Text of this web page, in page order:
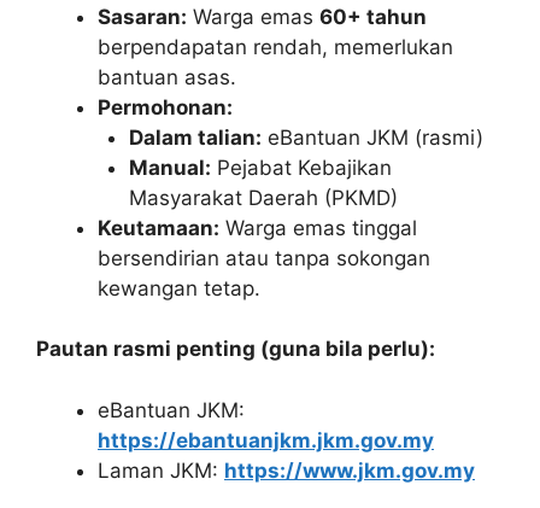
Sasaran: Warga emas 60+ tahun
berpendapatan rendah, memerlukan
bantuan asas.
Permohonan:
Dalam talian: eBantuan JKM (rasmi)
Manual: Pejabat Kebajikan
Masyarakat Daerah (PKMD)
Keutamaan: Warga emas tinggal
bersendirian atau tanpa sokongan
kewangan tetap.
Pautan rasmi penting (guna bila perlu):
eBantuan JKM:
https://ebantuanjkm.jkm.gov.my
Laman JKM: https://www.jkm.gov.my